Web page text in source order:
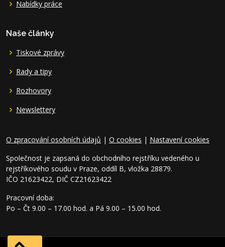
Nabídky práce
Naše články
Tiskové zprávy
Rady a tipy
Rozhovory
Newslettery
O zpracování osobních údajů | O cookies | Nastavení cookies
Společnost je zapsaná do obchodního rejstříku vedeného u
rejstříkového soudu v Praze, oddíl B, vložka 28879.
IČO 21623422, DIČ CZ21623422
Pracovní doba:
Po – Čt 9.00 – 17.00 hod. a Pá 9.00 – 15.00 hod.